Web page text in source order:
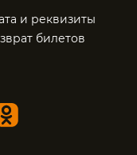
и реквизиты
билетов